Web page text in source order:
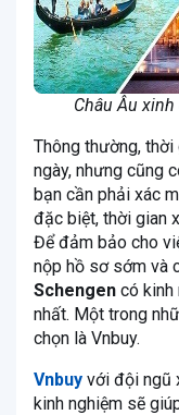
Châu Âu
Thông thường,
ngày, nhưng cũng
bạn cần phải xác
đặc biệt, thời gian
Để đảm bảo cho
nộp hồ sơ sớm và
Schengen có kinh
nhất. Một trong
chọn là Vnbuy.
Vnbuy với đội ngũ
kinh nghiệm sẽ